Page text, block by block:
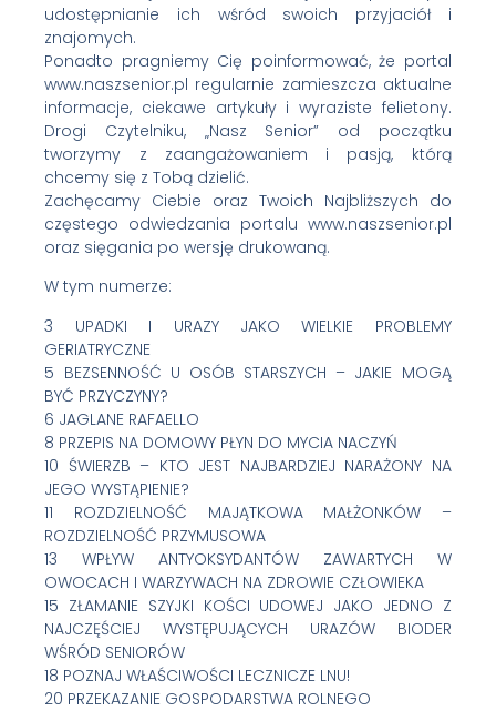
udostępnianie ich wśród swoich przyjaciół i
znajomych.
Ponadto pragniemy Cię poinformować, że portal
www.naszsenior.pl regularnie zamieszcza aktualne
informacje, ciekawe artykuły i wyraziste felietony.
Drogi Czytelniku, „Nasz Senior” od początku
tworzymy z zaangażowaniem i pasją, którą
chcemy się z Tobą dzielić.
Zachęcamy Ciebie oraz Twoich Najbliższych do
częstego odwiedzania portalu www.naszsenior.pl
oraz sięgania po wersję drukowaną.
W tym numerze:
3 UPADKI I URAZY JAKO WIELKIE PROBLEMY
GERIATRYCZNE
5 BEZSENNOŚĆ U OSÓB STARSZYCH – JAKIE MOGĄ
BYĆ PRZYCZYNY?
6 JAGLANE RAFAELLO
8 PRZEPIS NA DOMOWY PŁYN DO MYCIA NACZYŃ
10 ŚWIERZB – KTO JEST NAJBARDZIEJ NARAŻONY NA
JEGO WYSTĄPIENIE?
11 ROZDZIELNOŚĆ MAJĄTKOWA MAŁŻONKÓW –
ROZDZIELNOŚĆ PRZYMUSOWA
13 WPŁYW ANTYOKSYDANTÓW ZAWARTYCH W
OWOCACH I WARZYWACH NA ZDROWIE CZŁOWIEKA
15 ZŁAMANIE SZYJKI KOŚCI UDOWEJ JAKO JEDNO Z
NAJCZĘŚCIEJ WYSTĘPUJĄCYCH URAZÓW BIODER
WŚRÓD SENIORÓW
18 POZNAJ WŁAŚCIWOŚCI LECZNICZE LNU!
20 PRZEKAZANIE GOSPODARSTWA ROLNEGO